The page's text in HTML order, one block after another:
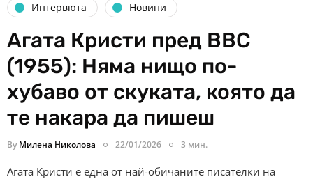
Интервюта Новини
Агата Кристи пред BBC
(1955): Няма нищо по-
хубаво от скуката, която да
те накара да пишеш
By Милена Николова 22/01/2026 3 мин.
Агата Кристи е една от най-обичаните писателки на